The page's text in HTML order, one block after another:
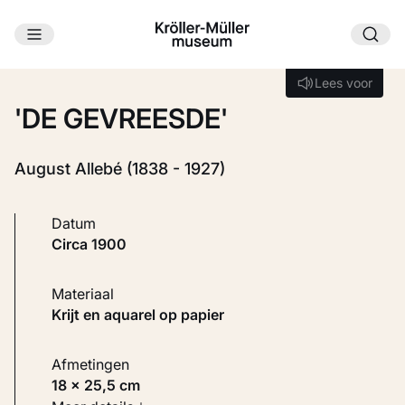
Ga naar hoofdinhoud
Lees voor
Lees voor
'DE GEVREESDE'
August Allebé (1838 - 1927)
Datum
circa 1900
Materiaal
Krijt en aquarel op papier
Afmetingen
18 × 25,5 cm